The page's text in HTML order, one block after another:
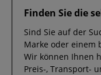
Finden Sie die
Sind Sie auf der
Marke oder einem
Wir können Ihnen
Preis-, Transport-